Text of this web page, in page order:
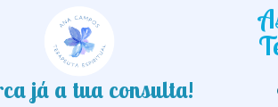
já a tua consulta!